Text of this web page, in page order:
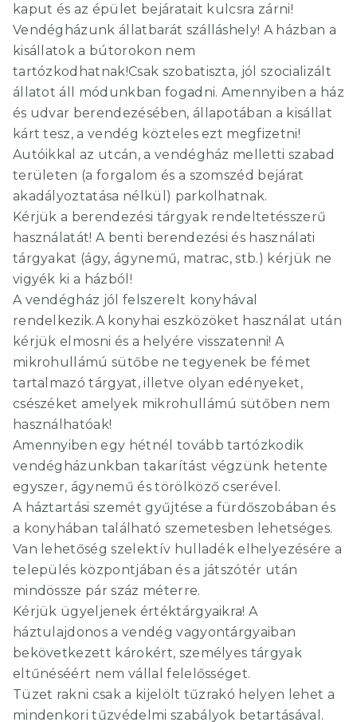
kaput és az épület bejáratait kulcsra zárni!
Vendégházunk állatbarát szálláshely! A házban a
kisállatok a bútorokon nem
tartózkodhatnak!Csak szobatiszta, jól szocializált
állatot áll módunkban fogadni. Amennyiben a ház
és udvar berendezésében, állapotában a kisállat
kárt tesz, a vendég közteles ezt megfizetni!
Autóikkal az utcán, a vendégház melletti szabad
területen (a forgalom és a szomszéd bejárat
akadályoztatása nélkül) parkolhatnak.
Kérjük a berendezési tárgyak rendeltetésszerű
használatát! A benti berendezési és használati
tárgyakat (ágy, ágynemű, matrac, stb.) kérjük ne
vigyék ki a házból!
A vendégház jól felszerelt konyhával
rendelkezik.A konyhai eszközöket használat után
kérjük elmosni és a helyére visszatenni! A
mikrohullámú sütőbe ne tegyenek be fémet
tartalmazó tárgyat, illetve olyan edényeket,
csészéket amelyek mikrohullámú sütőben nem
használhatóak!
Amennyiben egy hétnél tovább tartózkodik
vendégházunkban takarítást végzünk hetente
egyszer, ágynemű és törölköző cserével.
A háztartási szemét gyűjtése a fürdőszobában és
a konyhában található szemetesben lehetséges.
Van lehetőség szelektív hulladék elhelyezésére a
település központjában és a játszótér után
mindössze pár száz méterre.
Kérjük ügyeljenek értéktárgyaikra! A
háztulajdonos a vendég vagyontárgyaiban
bekövetkezett károkért, személyes tárgyak
eltűnéséért nem vállal felelősséget.
Tüzet rakni csak a kijelölt tűzrakó helyen lehet a
mindenkori tűzvédelmi szabályok betartásával.